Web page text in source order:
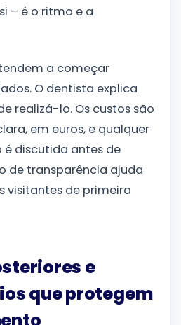
– é o ritmo e a
a começar
O dentista explica
realizá-lo. Os custos são
em euros, e qualquer
discutida antes de
de transparência ajuda
visitantes de primeira
e
que protegem